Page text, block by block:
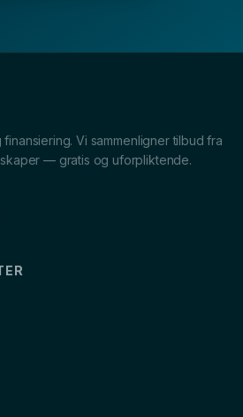
Vi sammenligner tilbud fra
— gratis og uforpliktende.